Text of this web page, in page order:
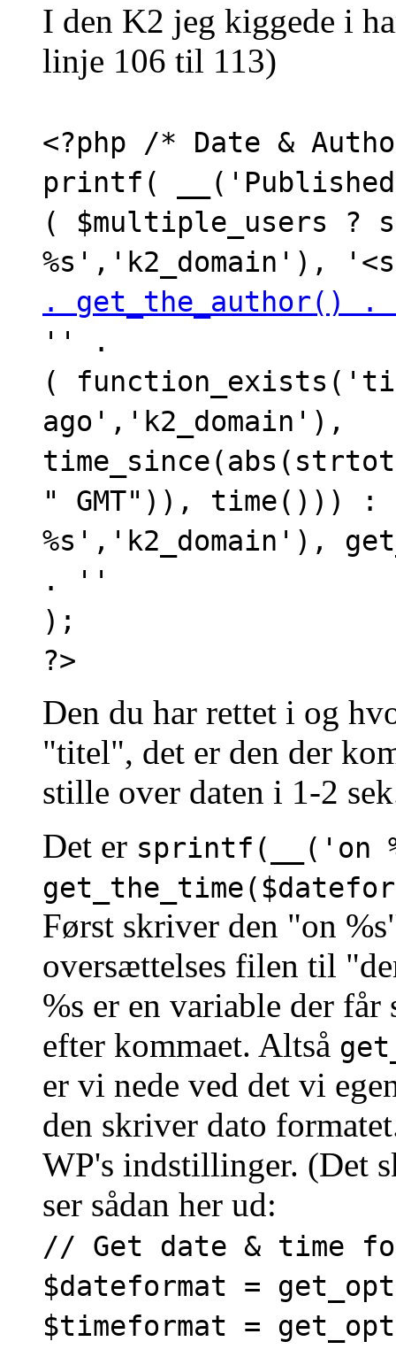
I den K2 jeg kiggede i
linje 106 til 113)
<?php /* Date &
printf( __('Published
( $multiple_users ?
%s','k2_domain'),
. get_the_author()
'' .
(
ago','k2_domain'),
" GMT")), time()))
%s','k2_domain'),
. ''
);
?>
Den du har rettet i og
"titel", det er den der
stille over daten i 1-2
Det er sprintf(__('on
Først skriver den "on
oversættelses filen til
%s er en variable der
efter kommaet. Altså
er vi nede ved det vi
den skriver dato
WP's indstillinger. (Det
ser sådan her ud:
// Get date & time
$dateformat =
$timeformat =